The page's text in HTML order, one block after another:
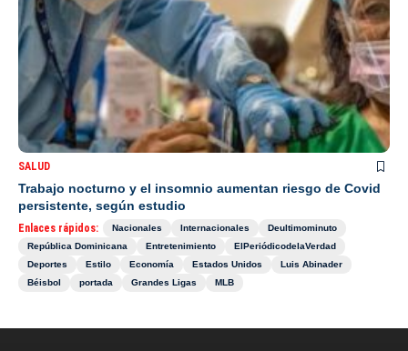
SALUD
Trabajo nocturno y el insomnio aumentan riesgo de Covid
persistente, según estudio
Enlaces rápidos: Nacionales Internacionales
Deultimominuto
República Dominicana
Entretenimiento
ElPeriódicodelaVerdad
Deportes
Estilo Economía Estados Unidos
Luis Abinader
Béisbol
portada Grandes Ligas MLB